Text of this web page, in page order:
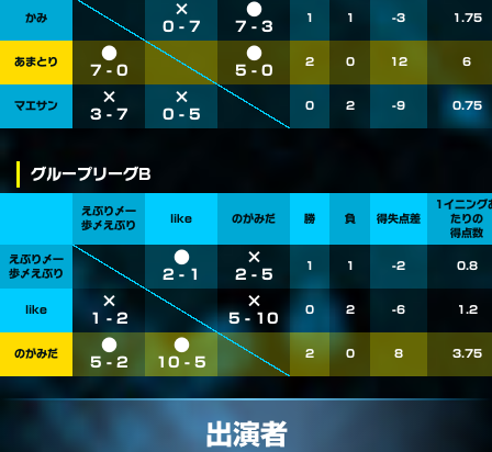
かみ ×
0 - 7
●
7 - 3
1 1 -3 1.75
あまとり ●
7 - 0
●
5 - 0
2 0 12 6
マエサン ×
3 - 7
×
0 - 5
0 2 -9 0.75
グループリーグB
えぶり〆一
歩〆えぶり
like のがみだ 勝 負 得失点差
1イニング
たりの
得点数
えぶり〆一
歩〆えぶり
●
2 - 1
×
2 - 5
1 1 -2 0.8
like ×
1 - 2
×
5 - 10
0 2 -6 1.2
のがみだ ●
5 - 2
●
10 - 5
2 0 8 3.75
出演者